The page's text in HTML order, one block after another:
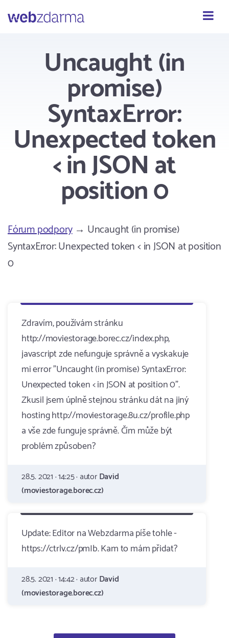
Webzdarma
Uncaught (in
promise)
SyntaxError:
Unexpected token
< in JSON at
position 0
Fórum podpory→ Uncaught (in promise)
SyntaxError: Unexpected token < in JSON at position
0
Zdravím, používám stránku
http://moviestorage.borec.cz/index.php,
javascript zde nefunguje správně a vyskakuje
mi error "Uncaught (in promise) SyntaxError:
Unexpected token < in JSON at position 0".
Zkusil jsem úplně stejnou stránku dát na jiný
hosting http://moviestorage.8u.cz/profile.php
a vše zde funguje správně. Čím může být
problém způsoben?
28.5. 2021 · 14:25 · autorDavid
(moviestorage.borec.cz)
Update: Editor na Webzdarma píše tohle -
https://ctrlv.cz/pmIb. Kam to mám přidat?
28.5. 2021 · 14:42 · autorDavid
(moviestorage.borec.cz)